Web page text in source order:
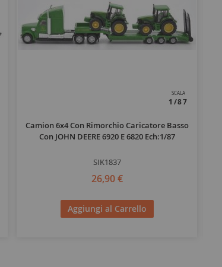
SCALA
1/87
Camion 6x4 Con Rimorchio Caricatore Basso
Con JOHN DEERE 6920 E 6820 Ech:1/87
SIK1837
26,90 €
Aggiungi al Carrello